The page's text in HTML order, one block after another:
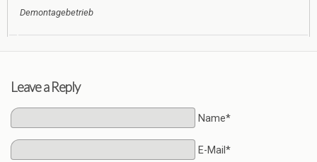
Demontagebetrieb
Leave a Reply
Name*
E-Mail*